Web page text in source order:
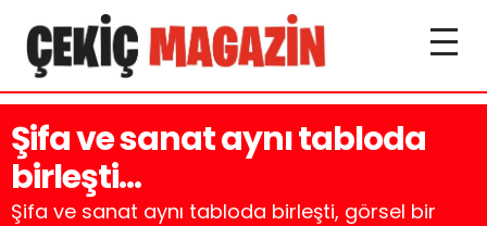
Şifa ve sanat aynı tabloda
birleşti…
Şifa ve sanat aynı tabloda birleşti, görsel bir